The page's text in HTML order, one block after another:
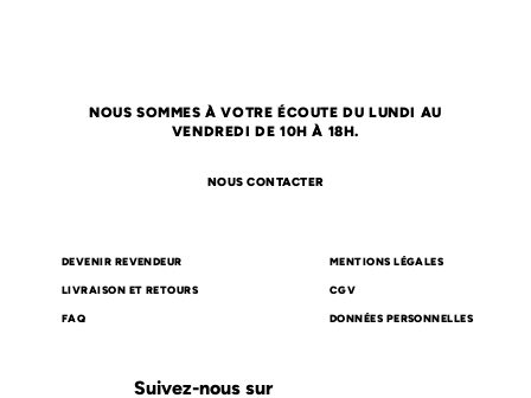
NOUS SOMMES À VOTRE ÉCOUTE DU LUNDI AU
VENDREDI DE 10H À 18H.
NOUS CONTACTER
DEVENIR REVENDEUR
LIVRAISON ET RETOURS
FAQ
MENTIONS LÉGALES
CGV
DONNÉES PERSONNELLES
Suivez-nous sur